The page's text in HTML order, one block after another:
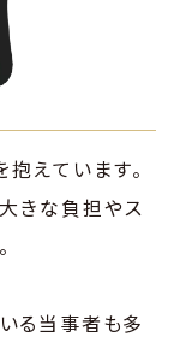
えています。
きな負担やス
る当事者も多